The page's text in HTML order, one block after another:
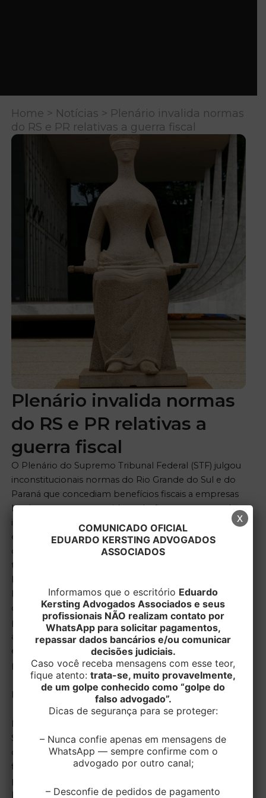
Home > Notícias > Plenário invalida normas
do RS e PR relativas a guerra fiscal
Plenário invalida normas
do RS e PR relativas a
guerra fiscal
O Plenário do Supremo Tribunal Federal (STF) julgou
inconstitucionais normas do Rio Grande do Sul e do
Paraná que concediam benefícios fiscais a empresas
locais como contrapartida a adesão a programas de
investimento e geração de emprego e de natureza
educacional, sob o entendimento de que as normas
configuram caso de “guerra fiscal”. A decisão foi
tomada nesta quarta-feira (8) na análise das Ações
Em ambos os casos, o Plenário modulou os efeitos
da decisão para que tenha efeito a partir da
publicação no Diário da Justiça eletrônico do STF da
ata do julgamento, de forma a não prejudicar as
empresas que tenham cumprido os requisitos
previstos nas leis.
Rio Grande do Sul
Sul, o relator, ministro Luiz Fux, considerou
constitucional parte da lei que autoriza empresas a
financiar bolsas para a formação superior de
professores, fixando como contrapartida que os
beneficiários prestem serviços de aperfeiçoamento e
COMUNICADO OFICIAL
EDUARDO KERSTING ADVOGADOS
ASSOCIADOS
Informamos que o escritório Eduardo
Kersting Advogados Associados e seus
profissionais NÃO realizam contato por
WhatsApp para solicitar pagamentos,
repassar dados bancários e/ou comunicar
decisões judiciais.
Caso você receba mensagens com esse teor,
fique atento: trata-se, muito provavelmente,
de um golpe conhecido como “golpe do
falso advogado”.
Dicas de segurança para se proteger:
– Nunca confie apenas em mensagens de
WhatsApp — sempre confirme com o
advogado por outro canal;
– Desconfie de pedidos de pagamento
x